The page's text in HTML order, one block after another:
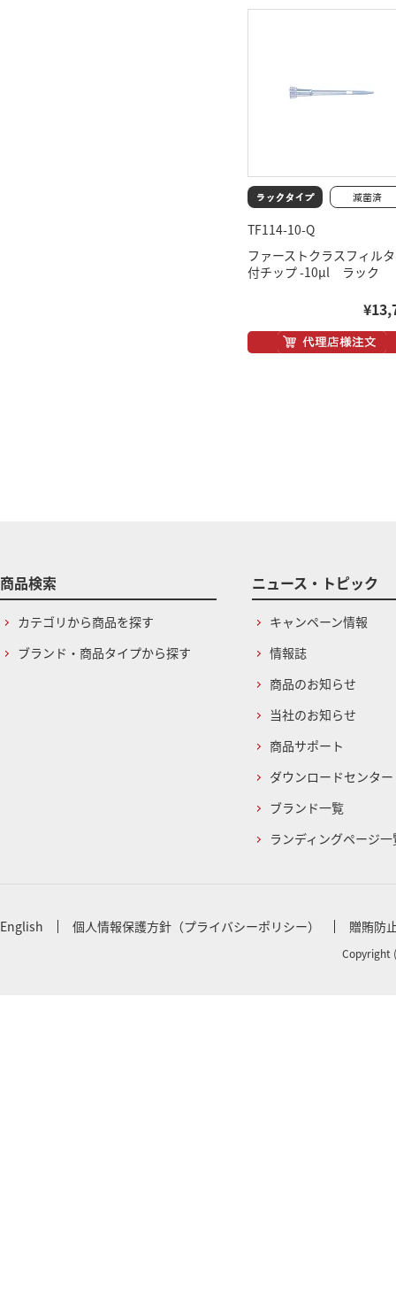
TF114-10-Q
ファーストクラスフィル
付チップ -10μl ラック
商品検索
カテゴリから商品を探す
ブランド・商品タイプから探す
ニュース・トピック
キャンペーン情報
情報誌
商品のお知らせ
当社のお知らせ
商品サポート
ダウンロードセンター
ブランド一覧
ランディングページ一
English 個人情報保護方針（プライバシーポリシー） 贈賄防
Copyright